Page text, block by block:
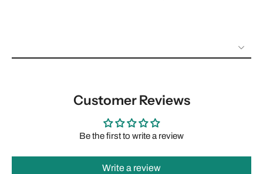
Customer Reviews
Be the first to write a review
Write a review